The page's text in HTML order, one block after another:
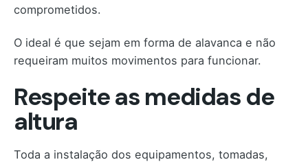
comprometidos.
O ideal é que sejam em forma de alavanca e não
requeiram muitos movimentos para funcionar.
Respeite as medidas de
altura
Toda a instalação dos equipamentos, tomadas,